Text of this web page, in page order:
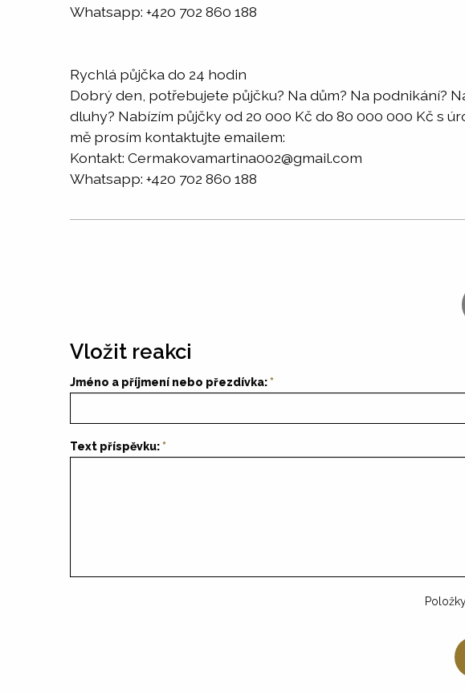
Whatsapp: +420 702 860 188
Rychlá půjčka do 24 hodin
Dobrý den, potřebujete půjčku? Na dům? Na podnikání?
dluhy? Nabízím půjčky od 20 000 Kč do 80 000 000 Kč s
mě prosím kontaktujte emailem:
Kontakt: Cermakovamartina002@gmail.com
Whatsapp: +420 702 860 188
Vložit reakci
Jméno a příjmení nebo přezdívka:
Text příspěvku: